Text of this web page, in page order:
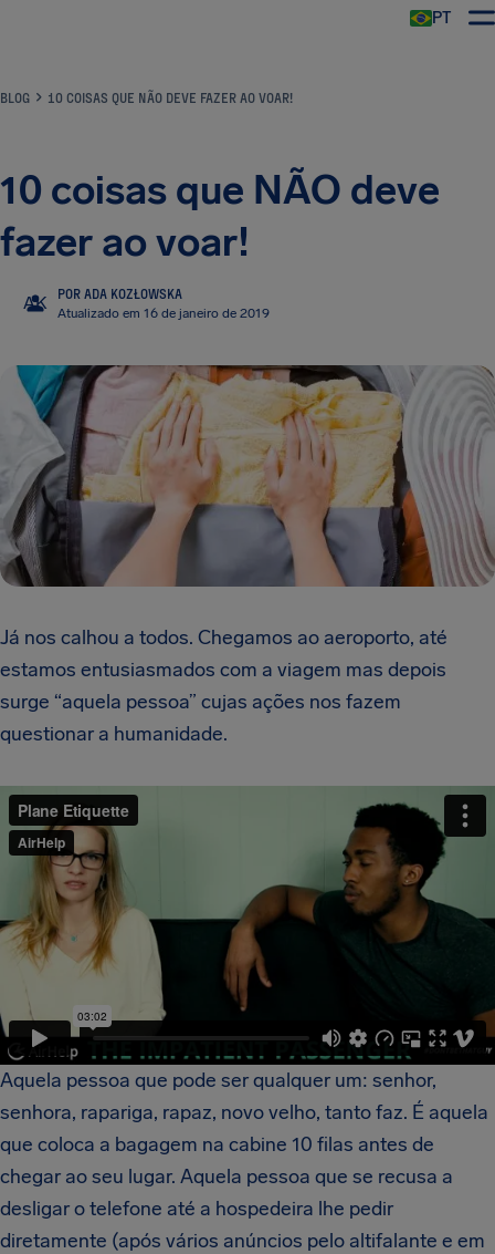
PT
BLOG 10 COISAS QUE NÃO DEVE FAZER AO VOAR!
10 coisas que NÃO deve
fazer ao voar!
AK
POR ADA KOZŁOWSKA
Atualizado em 16 de janeiro de 2019
Já nos calhou a todos. Chegamos ao aeroporto, até
estamos entusiasmados com a viagem mas depois
surge “aquela pessoa” cujas ações nos fazem
questionar a humanidade.
Aquela pessoa que pode ser qualquer um: senhor,
senhora, rapariga, rapaz, novo velho, tanto faz. É aquela
que coloca a bagagem na cabine 10 filas antes de
chegar ao seu lugar. Aquela pessoa que se recusa a
desligar o telefone até a hospedeira lhe pedir
diretamente (após vários anúncios pelo altifalante e em